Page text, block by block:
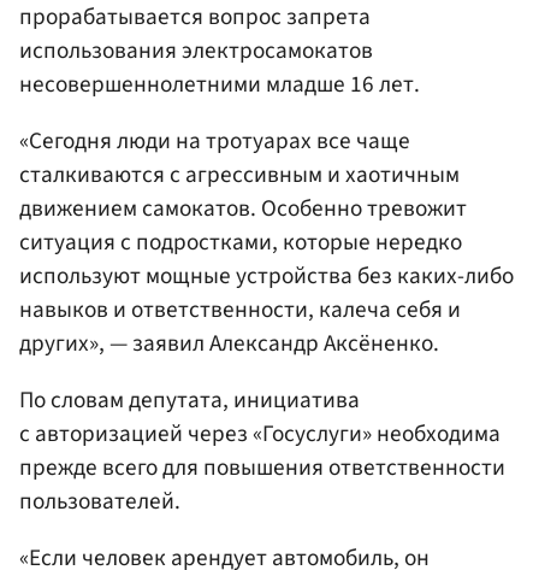
прорабатывается вопрос запрета
использования электросамокатов
несовершеннолетними младше 16 лет.
«Сегодня люди на тротуарах все чаще
сталкиваются с агрессивным и хаотичным
движением самокатов. Особенно тревожит
ситуация с подростками, которые нередко
используют мощные устройства без каких-либо
навыков и ответственности, калеча себя и
других», — заявил Александр Аксёненко.
По словам депутата, инициатива
с авторизацией через «Госуслуги» необходима
прежде всего для повышения ответственности
пользователей.
«Если человек арендует автомобиль, он